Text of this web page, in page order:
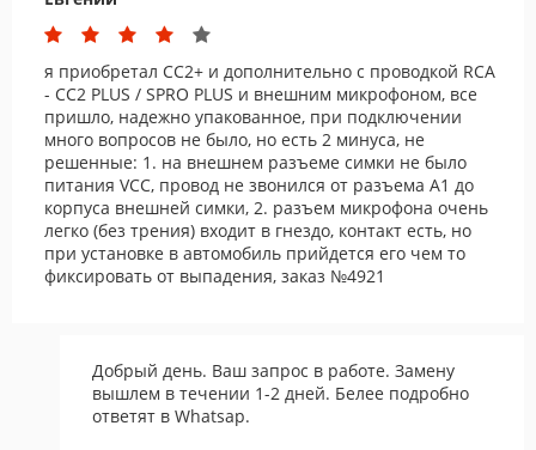
я приобретал CC2+ и дополнительно с проводкой RCA
- CC2 PLUS / SPRO PLUS и внешним микрофоном, все
пришло, надежно упакованное, при подключении
много вопросов не было, но есть 2 минуса, не
решенные: 1. на внешнем разъеме симки не было
питания VCC, провод не звонился от разъема А1 до
корпуса внешней симки, 2. разъем микрофона очень
легко (без трения) входит в гнездо, контакт есть, но
при установке в автомобиль прийдется его чем то
фиксировать от выпадения, заказ №4921
Добрый день. Ваш запрос в работе. Замену
вышлем в течении 1-2 дней. Белее подробно
ответят в Whatsap.